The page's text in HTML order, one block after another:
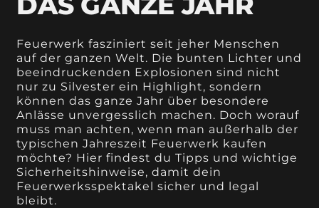
Feuerwerk fasziniert seit jeher Menschen
auf der ganzen Welt. Die bunten Lichter und
beeindruckenden Explosionen sind nicht
nur zu Silvester ein Highlight, sondern
können das ganze Jahr über besondere
Anlässe unvergesslich machen. Doch worauf
muss man achten, wenn man außerhalb der
typischen Jahreszeit Feuerwerk kaufen
möchte? Hier findest du Tipps und wichtige
Sicherheitshinweise, damit dein
Feuerwerksspektakel sicher und legal
bleibt.